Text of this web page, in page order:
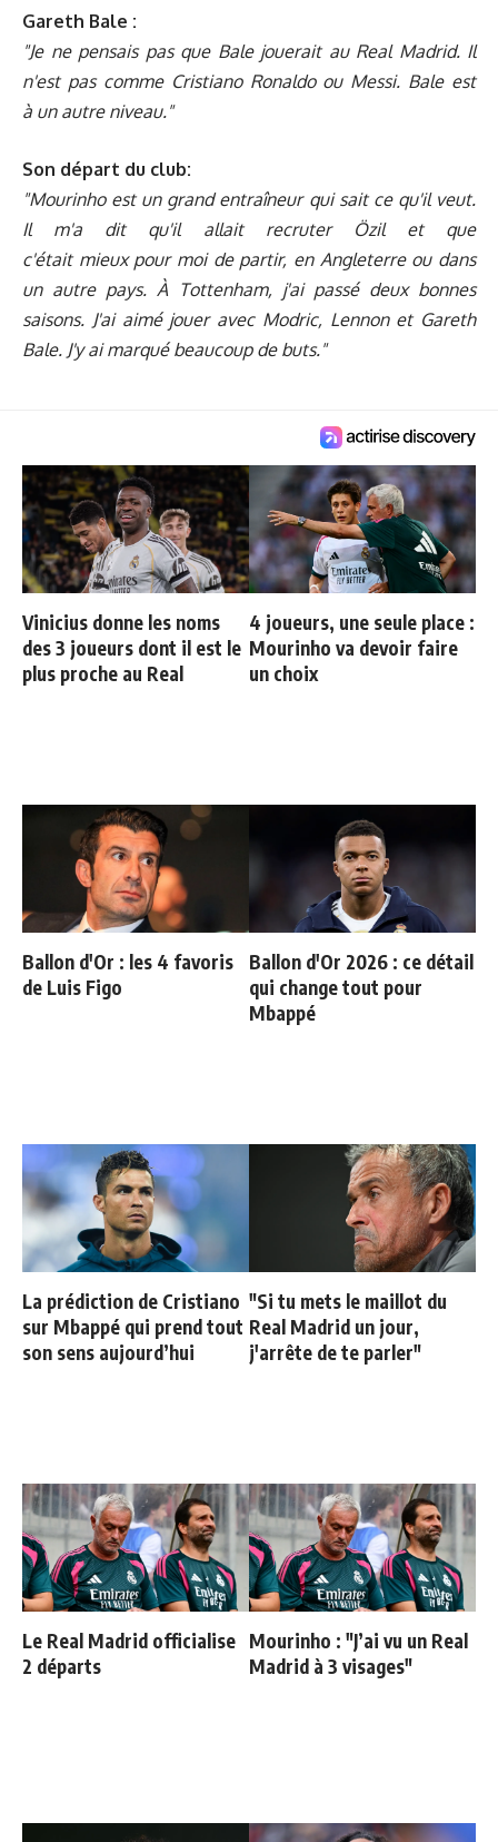
Gareth Bale :
"Je ne pensais pas que Bale jouerait au Real Madrid. Il
n'est pas comme Cristiano Ronaldo ou Messi. Bale est
à un autre niveau."
Son départ du club:
"Mourinho est un grand entraîneur qui sait ce qu'il veut.
Il m'a dit qu'il allait recruter Özil et que
c'était mieux pour moi de partir, en Angleterre ou dans
un autre pays. À Tottenham, j'ai passé deux bonnes
saisons. J'ai aimé jouer avec Modric, Lennon et Gareth
Bale. J'y ai marqué beaucoup de buts."
Vinicius donne les noms
des 3 joueurs dont il est le
plus proche au Real
4 joueurs, une seule place :
Mourinho va devoir faire
un choix
Ballon d'Or : les 4 favoris
de Luis Figo
Ballon d'Or 2026 : ce détail
qui change tout pour
Mbappé
La prédiction de Cristiano
sur Mbappé qui prend tout
son sens aujourd’hui
"Si tu mets le maillot du
Real Madrid un jour,
j'arrête de te parler"
Le Real Madrid officialise
2 départs
Mourinho : "J’ai vu un Real
Madrid à 3 visages"